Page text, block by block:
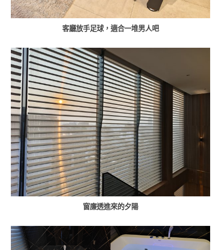
客廳放手足球，適合一堆男人吧
窗廉透進來的夕陽